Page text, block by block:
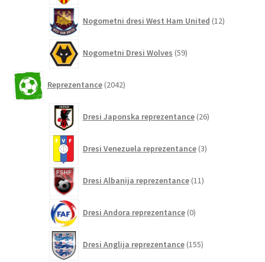
Nogometni dresi West Ham United 12izdelkov
Nogometni Dresi Wolves 59izdelkov
Reprezentance 2042izdelkov
Dresi Japonska reprezentance 26izdelkov
Dresi Venezuela reprezentance 3izdelki
Dresi Albanija reprezentance 11izdelkov
Dresi Andora reprezentance 0izdelkov
Dresi Anglija reprezentance 155izdelkov